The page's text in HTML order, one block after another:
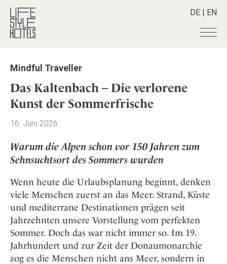
DE | EN
Hotels +
Alle Hotels
Alpine Lifestyle
City
Countryside
Mindful Traveller
Wellness
Destinationen
Alle Destinationen
Griechenland
Indien
Indonesien
Italien
Japan
Kroatien
Mexico
Niederlande
Stories +
Alle Stories
Aktiv & Wellness
Design & Architektur
Eat & Drink
Mindful Traveller
Osterkalender
Persönlichkeiten
Shop +
Alle Produkte
Lifestylehotels BOOK
Gutschein/Voucher
Smart Traveller
Alle Smart Deals
Newsletter Anmeldung
Newsletter
Become a member
+
Member Benefits
Register your Hotel
About us +
Mission Statement
Our Story
Career
Kontakt
Impressum
Mindful Traveller
Das Kaltenbach – Die verlorene
Kunst der Sommerfrische
16. Juni 2026
Warum die Alpen schon vor 150 Jahren zum
Sehnsuchtsort des Sommers wurden
Wenn heute die Urlaubsplanung beginnt, denken
viele Menschen zuerst an das Meer. Strand, Küste
und mediterrane Destinationen prägen seit
Jahrzehnten unsere Vorstellung vom perfekten
Sommer. Doch das war nicht immer so. Im 19.
Jahrhundert und zur Zeit der Donaumonarchie
zog es die Menschen nicht ans Meer, sondern in